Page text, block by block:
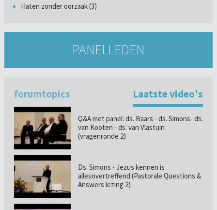
Haten zonder oorzaak (3)
PANELLEDEN
forumtopics Laatste video's
Q&A met panel: ds. Baars - ds. Simons- ds.
van Kooten - ds. van Vlastuin
(vragenronde 2)
Ds. Simons - Jezus kennen is
allesovertreffend (Pastorale Questions &
Answers lezing 2)